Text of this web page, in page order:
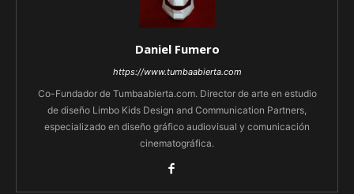
Daniel Fumero
https://www.tumbaabierta.com
Co-Fundador de Tumbaabierta.com. Director de arte en estudio
de diseño Limbo Kids Design and Communication Partners,
especializado en diseño gráfico audiovisual y comunicación
cinematográfica.